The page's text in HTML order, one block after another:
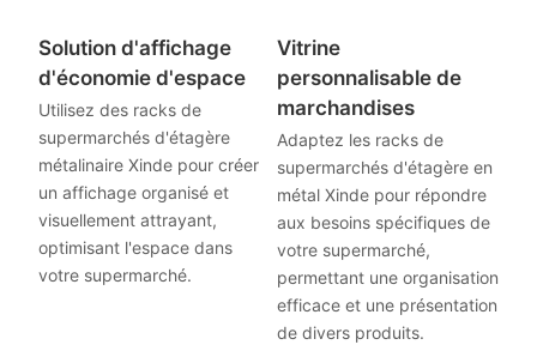
Solution d'affichage
d'économie d'espace
Utilisez des racks de
supermarchés d'étagère
métalinaire Xinde pour créer
un affichage organisé et
visuellement attrayant,
optimisant l'espace dans
votre supermarché.
Vitrine
personnalisable de
marchandises
Adaptez les racks de
supermarchés d'étagère en
métal Xinde pour répondre
aux besoins spécifiques de
votre supermarché,
permettant une organisation
efficace et une présentation
de divers produits.